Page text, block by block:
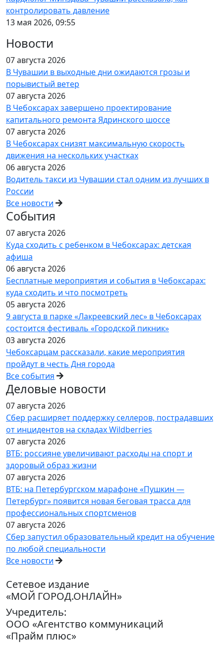
контролировать давление
13 мая 2026, 09:55
Новости
07 августа 2026
В Чувашии в выходные дни ожидаются грозы и
порывистый ветер
07 августа 2026
В Чебоксарах завершено проектирование
капитального ремонта Ядринского шоссе
07 августа 2026
В Чебоксарах снизят максимальную скорость
движения на нескольких участках
06 августа 2026
Водитель такси из Чувашии стал одним из лучших в
России
Все новости
События
07 августа 2026
Куда сходить с ребенком в Чебоксарах: детская
афиша
06 августа 2026
Бесплатные мероприятия и события в Чебоксарах:
куда сходить и что посмотреть
05 августа 2026
9 августа в парке «Лакреевский лес» в Чебоксарах
состоится фестиваль «Городской пикник»
03 августа 2026
Чебоксарцам рассказали, какие мероприятия
пройдут в честь Дня города
Все события
Деловые новости
07 августа 2026
Сбер расширяет поддержку селлеров, пострадавших
от инцидентов на складах Wildberries
07 августа 2026
ВТБ: россияне увеличивают расходы на спорт и
здоровый образ жизни
07 августа 2026
ВТБ: на Петербургском марафоне «Пушкин —
Петербург» появится новая беговая трасса для
профессиональных спортсменов
07 августа 2026
Сбер запустил образовательный кредит на обучение
по любой специальности
Все новости
Сетевое издание
«МОЙ ГОРОД.ОНЛАЙН»
Учредитель:
ООО «Агентство коммуникаций
«Прайм плюс»